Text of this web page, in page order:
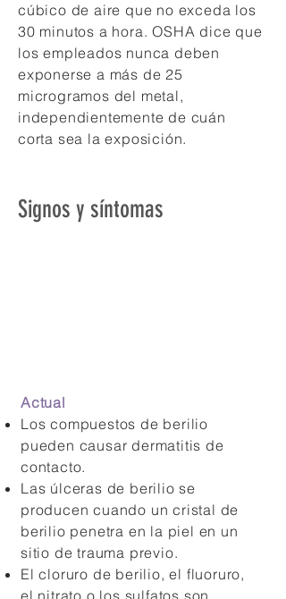
cúbico de aire que no exceda los
30 minutos a hora. OSHA dice que
los empleados nunca deben
exponerse a más de 25
microgramos del metal,
independientemente de cuán
corta sea la exposición.
Signos y síntomas
Actual
Los compuestos de berilio
pueden causar dermatitis de
contacto.
Las úlceras de berilio se
producen cuando un cristal de
berilio penetra en la piel en un
sitio de trauma previo.
El cloruro de berilio, el fluoruro,
el nitrato o los sulfatos son